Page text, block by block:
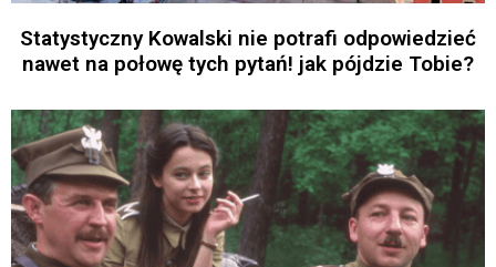
Statystyczny Kowalski nie potrafi odpowiedzieć
nawet na połowę tych pytań! jak pójdzie Tobie?